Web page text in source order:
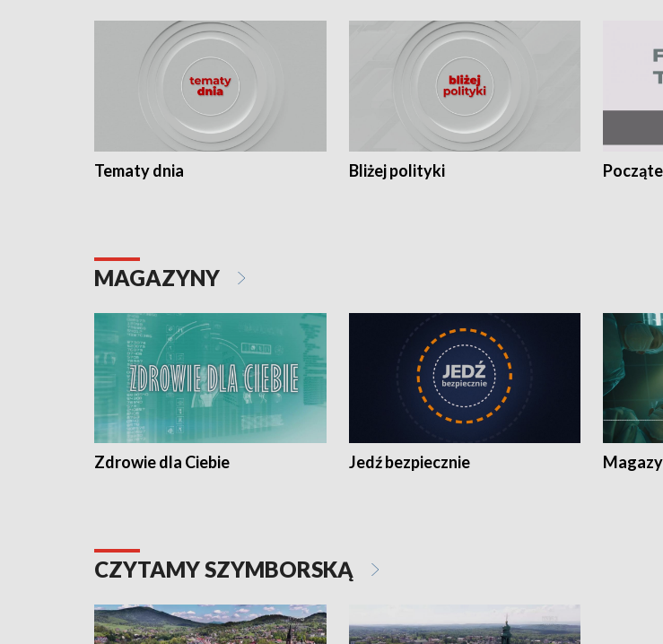
Tematy dnia Bliżej polityki
MAGAZYNY
Zdrowie dla Ciebie Jedź bezpiecznie
CZYTAMY SZYMBORSKĄ